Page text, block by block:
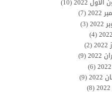
(7)
(3)
(4)
(2)
(9)
(6)
(9)
(8)